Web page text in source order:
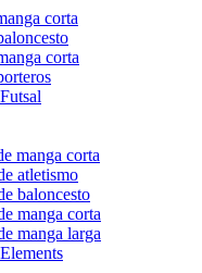
corta
corta
manga corta
atletismo
baloncesto
manga corta
manga larga